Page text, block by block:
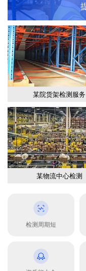
某院货架检测服务
某物流中心检测
检测周期短